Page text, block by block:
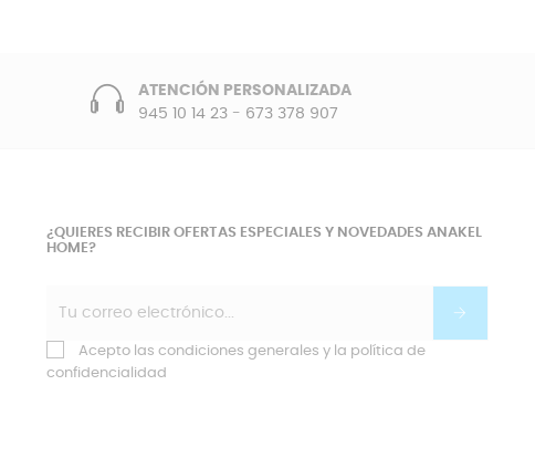
ATENCIÓN PERSONALIZADA
945 10 14 23 - 673 378 907
¿QUIERES RECIBIR OFERTAS ESPECIALES Y NOVEDADES ANAKEL
HOME?
Acepto las condiciones generales y la política de
confidencialidad